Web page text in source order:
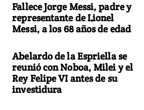
Fallece Jorge Messi, padre y
representante de Lionel
Messi, a los 68 años de edad
Abelardo de la Espriella se
reunió con Noboa, Milei y el
Rey Felipe VI antes de su
investidura